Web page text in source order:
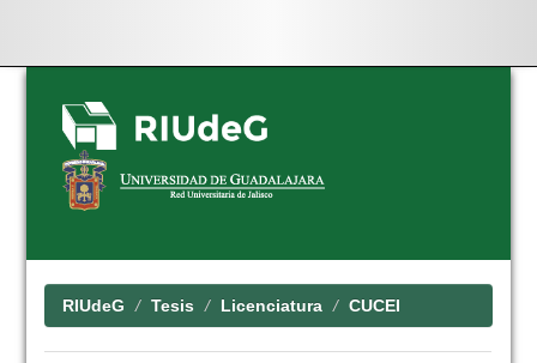
Skip
navigation
RIUdeG Tesis Licenciatura CUCEI